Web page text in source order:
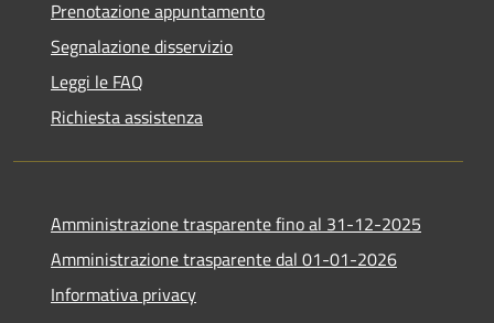
Prenotazione appuntamento
Segnalazione disservizio
Leggi le FAQ
Richiesta assistenza
Amministrazione trasparente fino al 31-12-2025
Amministrazione trasparente dal 01-01-2026
Informativa privacy